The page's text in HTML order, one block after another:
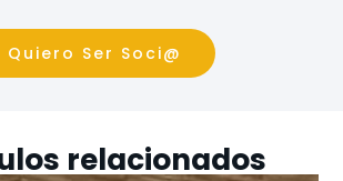
Quiero Ser Soci@
relacionados